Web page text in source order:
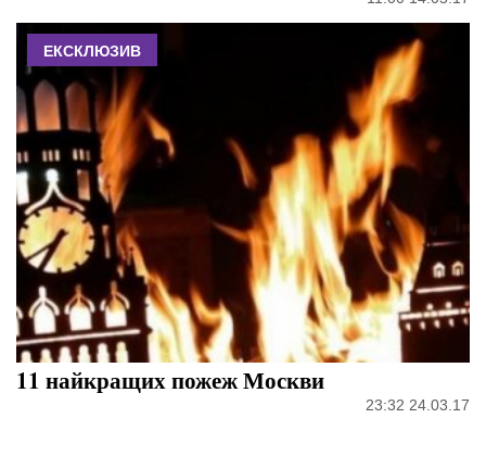
ЕКСКЛЮЗИВ
11 найкращих пожеж Москви
23:32 24.03.17